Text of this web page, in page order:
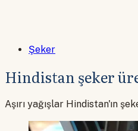
Şeker
Hindistan şeker
Aşırı yağışlar Hindistan'ın